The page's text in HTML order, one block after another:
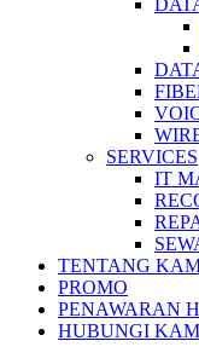
SERVICES
IT
TENTANG
PROMO
PENAWARAN
HUBUNGI